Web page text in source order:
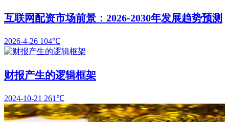
互联网配资市场前景：2026-2030年发展趋势预测
2026-4-26 104℃
财报产生的逻辑框架
2024-10-21 261℃